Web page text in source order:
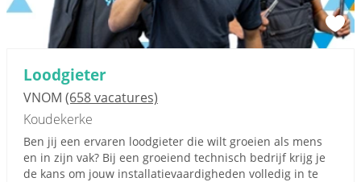
Loodgieter
VNOM (658 vacatures)
Koudekerke
Ben jij een ervaren loodgieter die wilt groeien als mens
en in zijn vak? Bij een groeiend technisch bedrijf krijg je
de kans om jouw installatievaardigheden volledig in te